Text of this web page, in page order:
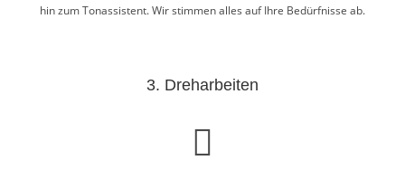
hin zum Tonassistent. Wir stimmen alles auf Ihre Bedürfnisse ab.
3. Dreharbeiten
Produktion kann starten. Für alle gewünschten Drehtage und
Drehorte stellen wir ein individuelles Team aus unseren